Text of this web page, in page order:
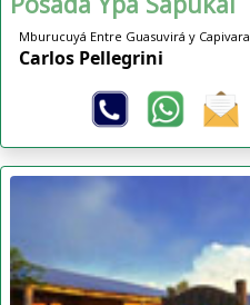
Mburucuyá Entre Guasuvirá y Capivara
Carlos Pellegrini